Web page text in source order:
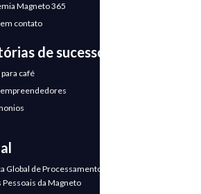
Magneto 365
contato
de sucesso
para café
Global de Processamento de
Pessoais da Magneto